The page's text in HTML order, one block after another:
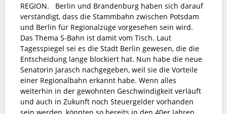
REGION. Berlin und Brandenburg haben sich darauf
verständigt, dass die Stammbahn zwischen Potsdam
und Berlin für Regionalzüge vorgesehen sein wird.
Das Thema S-Bahn ist damit vom Tisch. Laut
Tagesspiegel sei es die Stadt Berlin gewesen, die die
Entscheidung lange blockiert hat. Nun habe die neue
Senatorin Jarasch nachgegeben, weil sie die Vorteile
einer Regionalbahn erkannt habe. Wenn alles
weiterhin in der gewohnten Geschwindigkeit verläuft
und auch in Zukunft noch Steuergelder vorhanden